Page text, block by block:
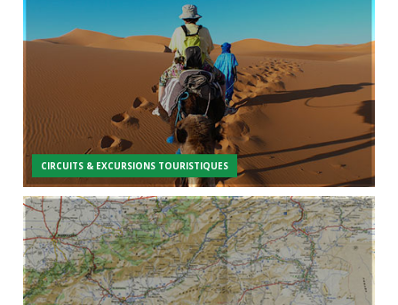
CIRCUITS & EXCURSIONS TOURISTIQUES